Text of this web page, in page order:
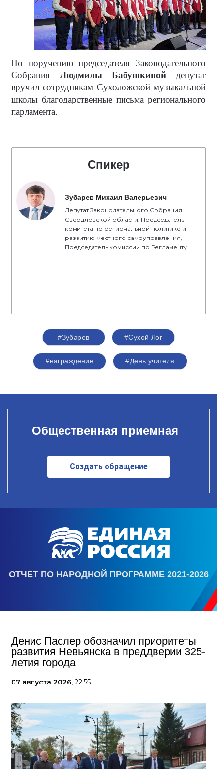
По поручению председателя Законодательного
Собрания Людмилы Бабушкиной депутат
вручил сотрудникам Сухоложской музыкальной
школы благодарственные письма регионального
парламента.
Спикер
Зубарев Михаил Валерьевич
Депутат Законодательного Собрания
Свердловской области, Председатель
комитета по региональной политике и
развитию местного самоуправления,
Председатель комиссии по Регламенту
#Зубарев #Сухой Лог
#награждение #День учителя
Общественная приемная
Создать обращение
ОТЧЕТ ПО НАРОДНОЙ ПРОГРАММЕ 2021-2026
Денис Паслер обозначил приоритеты
развития Невьянска в преддверии 325-
летия города
07 августа 2026, 22:55